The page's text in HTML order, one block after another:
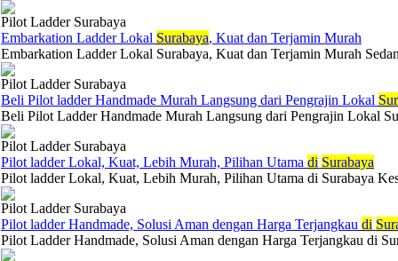
Pilot Ladder Surabaya
Embarkation Ladder Lokal Surabaya, Kuat dan Terjamin Murah
Embarkation Ladder Lokal Surabaya, Kuat dan Terjamin Murah
Pilot Ladder Surabaya
Beli Pilot ladder Handmade Murah Langsung dari Pengrajin Lokal
Beli Pilot Ladder Handmade Murah Langsung dari Pengrajin Lokal
Pilot Ladder Surabaya
Pilot ladder Lokal, Kuat, Lebih Murah, Pilihan Utama di Surabaya
Pilot ladder Lokal, Kuat, Lebih Murah, Pilihan Utama di Surabaya
Pilot Ladder Surabaya
Pilot ladder Handmade, Solusi Aman dengan Harga Terjangkau di
Pilot Ladder Handmade, Solusi Aman dengan Harga Terjangkau di